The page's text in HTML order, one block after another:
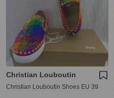
Christian Louboutin
Christian Louboutin Shoes EU 39